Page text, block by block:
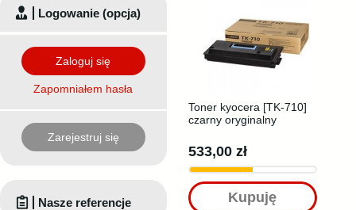
Toner kyocera [TK-710]
czarny oryginalny
533,00 zł
Kupuję
Logowanie (opcja)
Zaloguj się
Zapomniałem hasła
Zarejestruj się
Nasze referencje